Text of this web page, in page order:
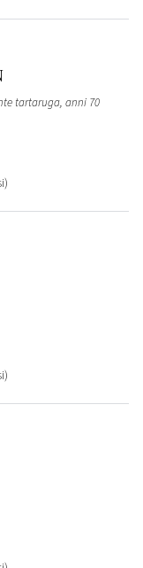
tartaruga, anni 70